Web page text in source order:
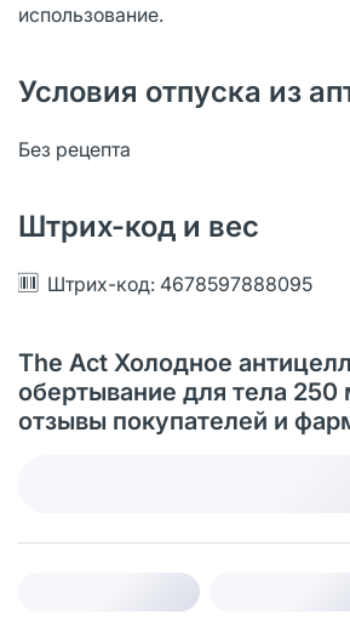
использование.
Условия отпуска из
Без рецепта
Штрих-код и вес
Штрих-код: 4678597888095
The Act Холодное
обертывание для тела 250
отзывы покупателей и